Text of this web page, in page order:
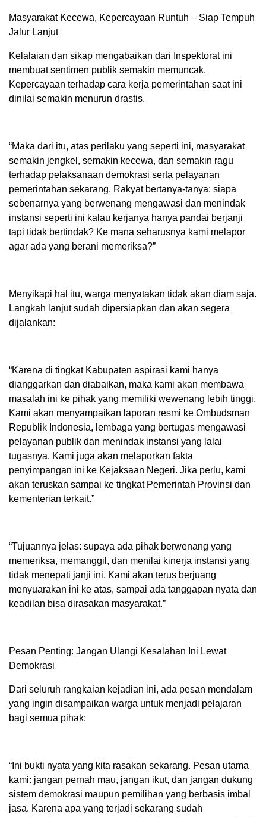
Masyarakat Kecewa, Kepercayaan Runtuh – Siap Tempuh
Jalur Lanjut
Kelalaian dan sikap mengabaikan dari Inspektorat ini
membuat sentimen publik semakin memuncak.
Kepercayaan terhadap cara kerja pemerintahan saat ini
dinilai semakin menurun drastis.
“Maka dari itu, atas perilaku yang seperti ini, masyarakat
semakin jengkel, semakin kecewa, dan semakin ragu
terhadap pelaksanaan demokrasi serta pelayanan
pemerintahan sekarang. Rakyat bertanya-tanya: siapa
sebenarnya yang berwenang mengawasi dan menindak
instansi seperti ini kalau kerjanya hanya pandai berjanji
tapi tidak bertindak? Ke mana seharusnya kami melapor
agar ada yang berani memeriksa?”
Menyikapi hal itu, warga menyatakan tidak akan diam saja.
Langkah lanjut sudah dipersiapkan dan akan segera
dijalankan:
“Karena di tingkat Kabupaten aspirasi kami hanya
dianggarkan dan diabaikan, maka kami akan membawa
masalah ini ke pihak yang memiliki wewenang lebih tinggi.
Kami akan menyampaikan laporan resmi ke Ombudsman
Republik Indonesia, lembaga yang bertugas mengawasi
pelayanan publik dan menindak instansi yang lalai
tugasnya. Kami juga akan melaporkan fakta
penyimpangan ini ke Kejaksaan Negeri. Jika perlu, kami
akan teruskan sampai ke tingkat Pemerintah Provinsi dan
kementerian terkait.”
“Tujuannya jelas: supaya ada pihak berwenang yang
memeriksa, memanggil, dan menilai kinerja instansi yang
tidak menepati janji ini. Kami akan terus berjuang
menyuarakan ini ke atas, sampai ada tanggapan nyata dan
keadilan bisa dirasakan masyarakat.”
Pesan Penting: Jangan Ulangi Kesalahan Ini Lewat
Demokrasi
Dari seluruh rangkaian kejadian ini, ada pesan mendalam
yang ingin disampaikan warga untuk menjadi pelajaran
bagi semua pihak:
“Ini bukti nyata yang kita rasakan sekarang. Pesan utama
kami: jangan pernah mau, jangan ikut, dan jangan dukung
sistem demokrasi maupun pemilihan yang berbasis imbal
jasa. Karena apa yang terjadi sekarang sudah